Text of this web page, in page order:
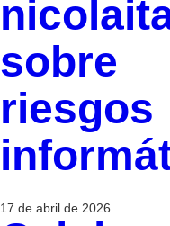
sobre
riesgos
17 de abril de 2026